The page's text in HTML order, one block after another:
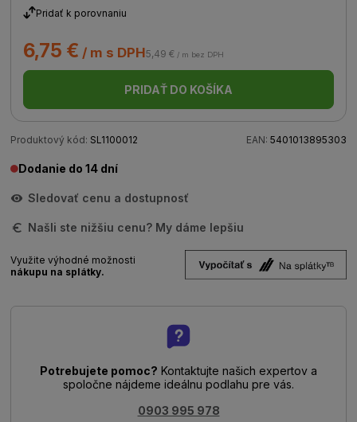
Pridať k porovnaniu
6,75 € / m s DPH5,49 € / m bez DPH
PRIDAŤ DO KOŠÍKA
Produktový kód: SL1100012 EAN: 5401013895303
Dodanie do 14 dní
Sledovať cenu a dostupnosť
Našli ste nižšiu cenu? My dáme lepšiu
Využite výhodné možnosti
nákupu na splátky.
Potrebujete pomoc? Kontaktujte našich expertov a
spoločne nájdeme ideálnu podlahu pre vás.
0903 995 978